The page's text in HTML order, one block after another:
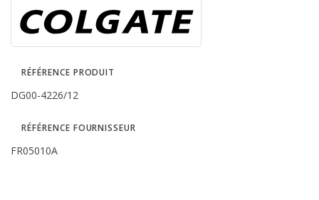
RÉFÉRENCE PRODUIT
DG00-4226/12
RÉFÉRENCE FOURNISSEUR
FR05010A